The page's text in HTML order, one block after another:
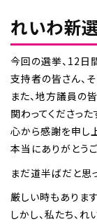
れいわ新
今回の選挙、12日
支持者の皆さん、そ
また、地方議員の
関わってくださっ
心から感謝を申し
本当にありがとう
まだ道半ばだと思
厳しい時もありま
しかし、私たち、れ